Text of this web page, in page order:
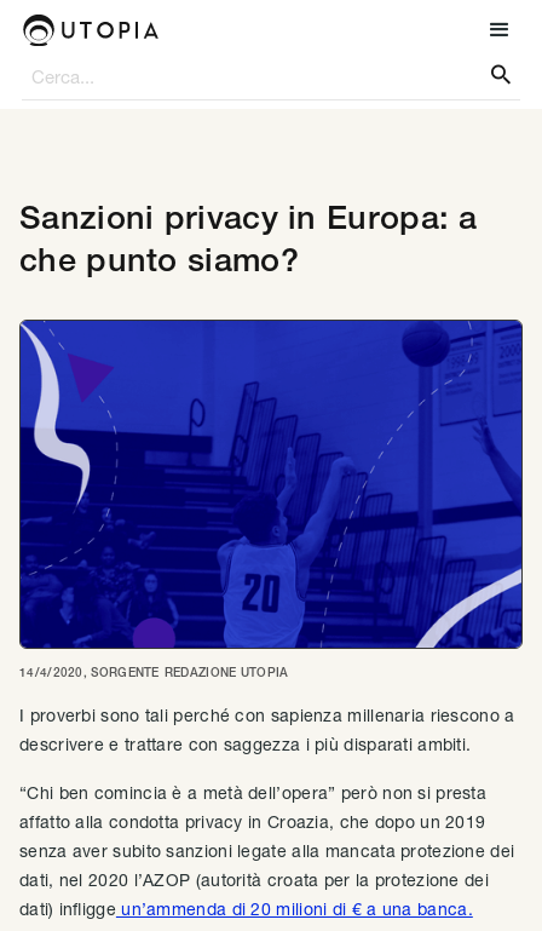

Sanzioni privacy in Europa: a
che punto siamo?
14/4/2020 , SORGENTE REDAZIONE UTOPIA
I proverbi sono tali perché con sapienza millenaria riescono a
descrivere e trattare con saggezza i più disparati ambiti.
“Chi ben comincia è a metà dell’opera” però non si presta
affatto alla condotta privacy in Croazia, che dopo un 2019
senza aver subito sanzioni legate alla mancata protezione dei
dati, nel 2020 l’AZOP (autorità croata per la protezione dei
dati) infliggeun’ammenda di 20 milioni di € a una banca.